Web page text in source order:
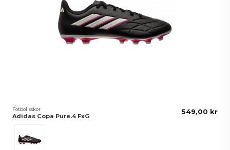
Fotbollsskor
Adidas Copa Pure.4 FxG
549,00 kr